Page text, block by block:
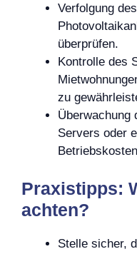
Verfolgung
überprüfen.
Kontrolle des
zu
Überwachung
Servers oder
Praxistipps:
achten?
Stelle sicher,